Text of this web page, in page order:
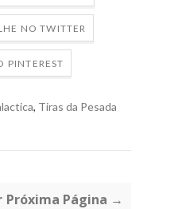
NO TWITTER
PINTEREST
, Tiras da Pesada
Próxima Página →